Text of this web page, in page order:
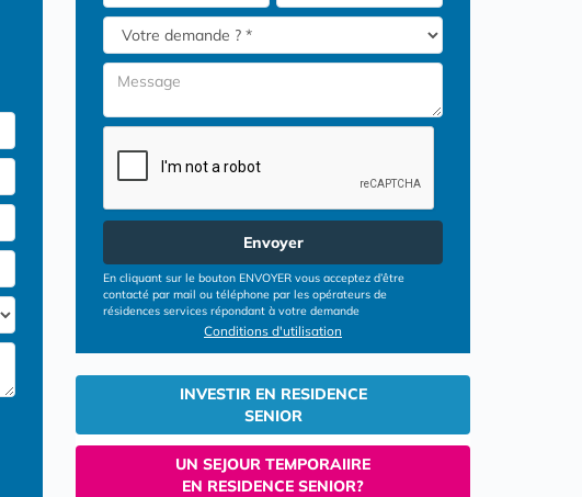
Envoyer
En cliquant sur le bouton ENVOYER vous acceptez d’être
contacté par mail ou téléphone par les opérateurs de
résidences services répondant à votre demande
Conditions d'utilisation
INVESTIR EN RESIDENCE
SENIOR
UN SEJOUR TEMPORAIIRE
EN RESIDENCE SENIOR?